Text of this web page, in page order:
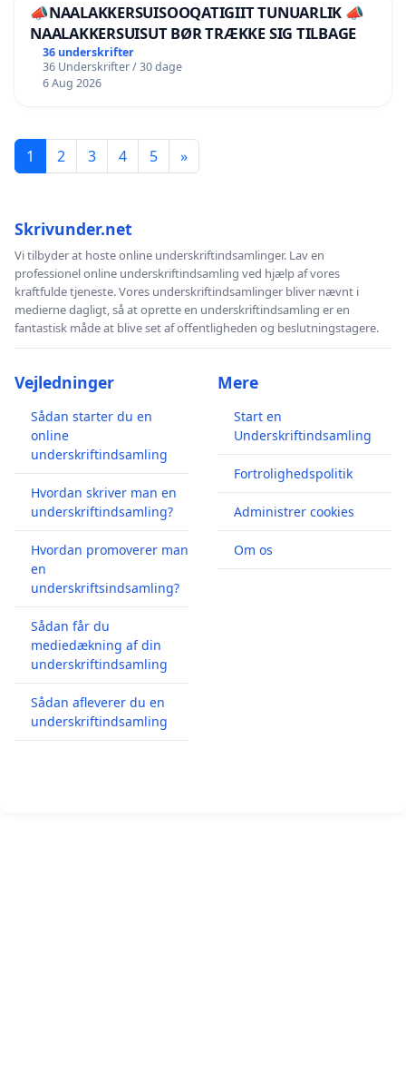
📣NAALAKKERSUISOOQATIGIIT TUNUARLIK 📣
NAALAKKERSUISUT BØR TRÆKKE SIG TILBAGE
36 underskrifter
36 Underskrifter / 30 dage
6 Aug 2026
1 2 3 4 5 »
Skrivunder.net
Vi tilbyder at hoste online underskriftindsamlinger. Lav en
professionel online underskriftindsamling ved hjælp af vores
kraftfulde tjeneste. Vores underskriftindsamlinger bliver nævnt i
medierne dagligt, så at oprette en underskriftindsamling er en
fantastisk måde at blive set af offentligheden og beslutningstagere.
Vejledninger
Sådan starter du en
online
underskriftindsamling
Hvordan skriver man en
underskriftindsamling?
Hvordan promoverer man
en
underskriftsindsamling?
Sådan får du
mediedækning af din
underskriftindsamling
Sådan afleverer du en
underskriftindsamling
Mere
Start en
Underskriftindsamling
Fortrolighedspolitik
Administrer cookies
Om os